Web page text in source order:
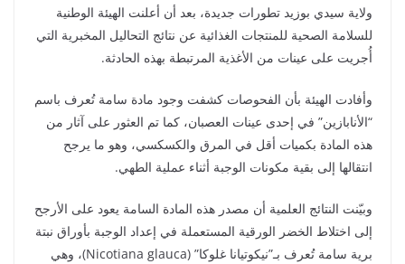
ولاية سيدي بوزيد تطورات جديدة، بعد أن أعلنت الهيئة الوطنية
للسلامة الصحية للمنتجات الغذائية عن نتائج التحاليل المخبرية التي
أُجريت على عينات من الأغذية المرتبطة بهذه الحادثة.
وأفادت الهيئة بأن الفحوصات كشفت وجود مادة سامة تُعرف باسم
“الأنابازين” في إحدى عينات العصبان، كما تم العثور على آثار من
هذه المادة بكميات أقل في المرق والكسكسي، وهو ما يرجح
انتقالها إلى بقية مكونات الوجبة أثناء عملية الطهي.
وبيّنت النتائج العلمية أن مصدر هذه المادة السامة يعود على الأرجح
إلى اختلاط الخضر الورقية المستعملة في إعداد الوجبة بأوراق نبتة
برية سامة تُعرف بـ”نيكوتيانا غلوكا” (Nicotiana glauca)، وهي